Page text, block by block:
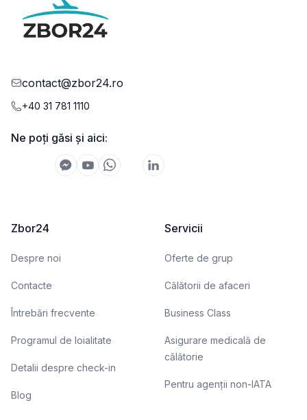
contact@zbor24.ro
+40 31 781 1110
Ne poți găsi și aici:
Zbor24
Despre noi
Contacte
Întrebări frecvente
Programul de loialitate
Detalii despre check-in
Blog
Servicii
Oferte de grup
Călătorii de afaceri
Business Class
Asigurare medicală de
călătorie
Pentru agenții non-IATA